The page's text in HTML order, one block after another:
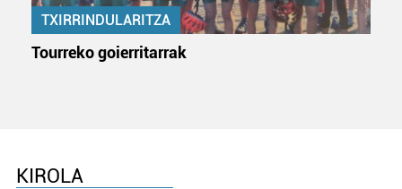
TXIRRINDULARITZA
Tourreko goierritarrak
KIROLA